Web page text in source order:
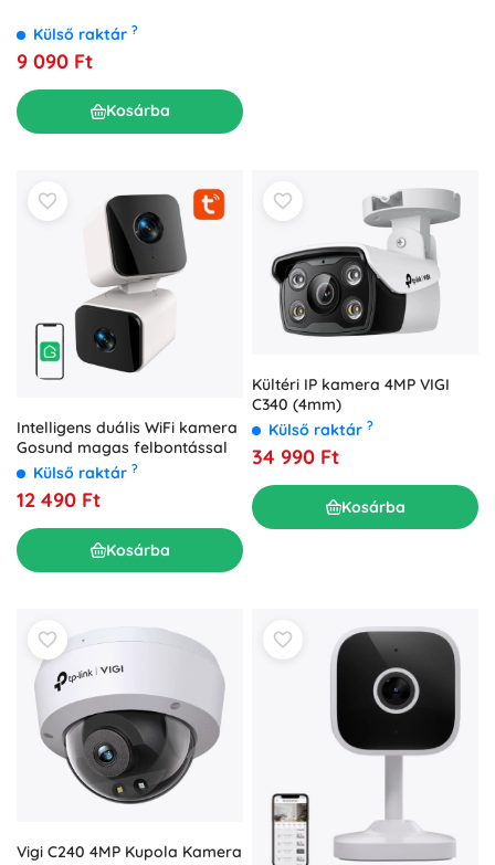
Külső raktár ?
9 090 Ft
Kosárba
Intelligens duális WiFi kamera
Gosund magas felbontással
Külső raktár ?
12 490 Ft
Kosárba
Kültéri IP kamera 4MP VIGI
C340 (4mm)
Külső raktár ?
34 990 Ft
Kosárba
Vigi C240 4MP Kupola Kamera